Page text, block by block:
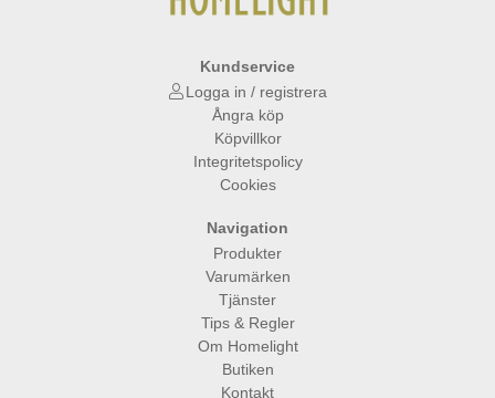
Kundservice
Logga in / registrera
Ångra köp
Köpvillkor
Integritetspolicy
Cookies
Navigation
Produkter
Varumärken
Tjänster
Tips & Regler
Om Homelight
Butiken
Kontakt